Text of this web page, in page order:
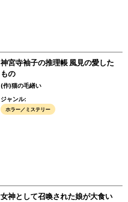
神宮寺袖子の推理帳 風見の愛した
もの
(作)猫の毛繕い
ジャンル:
ホラー／ミステリー
女神として召喚された娘が大食い